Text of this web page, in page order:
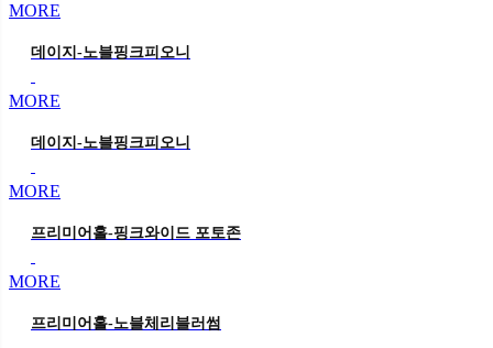
MORE
데이지-노블핑크피오니
MORE
데이지-노블핑크피오니
MORE
프리미어홀-핑크와이드 포토존
MORE
프리미어홀-노블체리블러썸